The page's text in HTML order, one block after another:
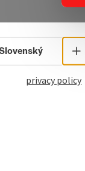
privacy policy